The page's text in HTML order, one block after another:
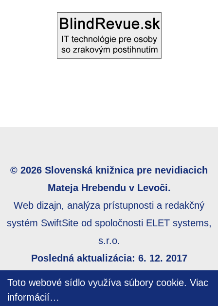
Toto webové sídlo využíva súbory cookie. Viac
informácií…
© 2026 Slovenská knižnica pre nevidiacich
Mateja Hrebendu v Levoči.
Web dizajn, analýza prístupnosti a redakčný
systém SwiftSite od spoločnosti ELET systems,
s.r.o.
Posledná aktualizácia: 6. 12. 2017
prístupnosti